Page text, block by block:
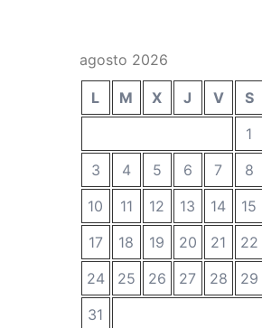
agosto 2026
L M X J V S
1
3
4 5 6 7 8
10
11 12 13 14 15
17
18 19 20 21 22
24
25 26 27 28 29
31